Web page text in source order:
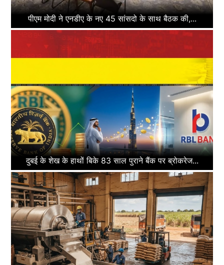
पीएम मोदी ने एनडीए के नए 45 सांसदो के साथ बैठक की,...
दुबई के शेख के हाथों बिके 83 साल पुराने बैंक पर ब्रोकरेज...